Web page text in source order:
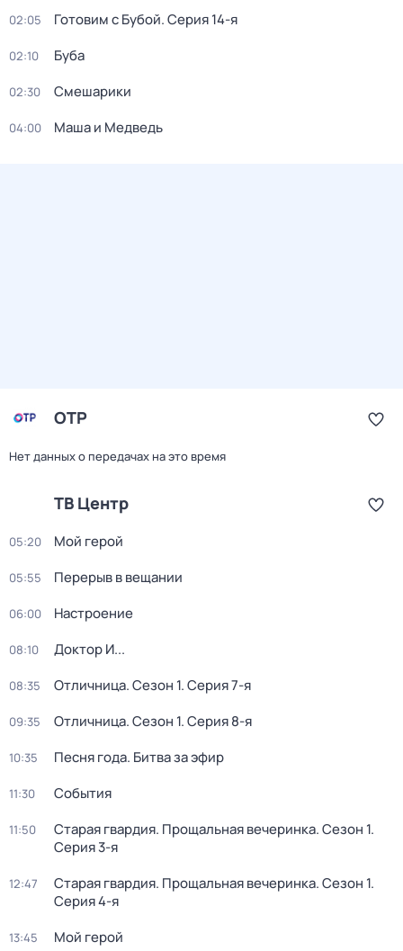
02:05 Готовим с Бубой. Серия 14-я
02:10 Буба
02:30 Смешарики
04:00 Маша и Медведь
ОТР
Нет данных о передачах на это время
ТВ Центр
05:20 Мой герой
05:55 Перерыв в вещании
06:00 Настроение
08:10 Доктор И...
08:35 Отличница. Сезон 1. Серия 7-я
09:35 Отличница. Сезон 1. Серия 8-я
10:35 Песня года. Битва за эфир
11:30 События
11:50 Старая гвардия. Прощальная вечеринка. Сезон 1.
Серия 3-я
12:47 Старая гвардия. Прощальная вечеринка. Сезон 1.
Серия 4-я
13:45 Мой герой